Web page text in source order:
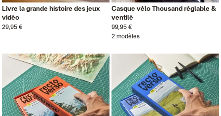
Livre la grande histoire des jeux
vidéo
29,95 €
Casque vélo Thousand réglable &
ventilé
99,95 €
2 modèles